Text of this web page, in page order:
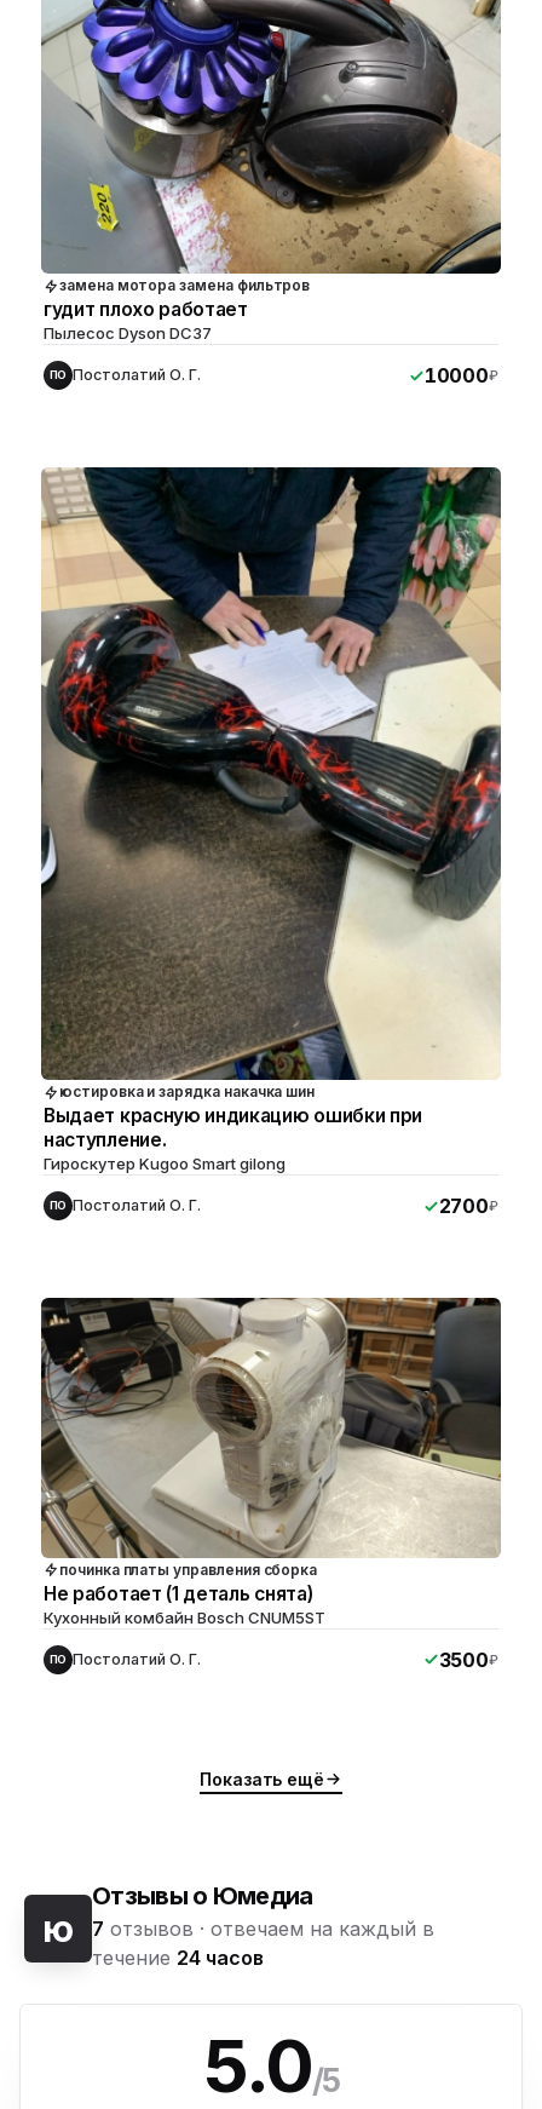
замена мотора замена фильтров
гудит плохо работает
Пылесос Dyson DC37
ПО Постолатий О. Г. 10000₽
юстировка и зарядка накачка шин
Выдает красную индикацию ошибки при
наступление.
Гироскутер Kugoo Smart gilong
ПО Постолатий О. Г. 2700₽
починка платы управления сборка
Не работает (1 деталь снята)
Кухонный комбайн Bosch CNUM5ST
ПО Постолатий О. Г. 3500₽
Показать ещё
ю
Отзывы о Юмедиа
7 отзывов · отвечаем на каждый в
течение 24 часов
5.0/5